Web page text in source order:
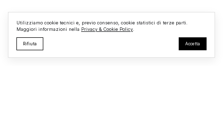
Utilizziamo cookie tecnici e, previo consenso, cookie statistici di terze parti.
Maggiori informazioni nella Privacy & Cookie Policy
Rifiuta Accetta